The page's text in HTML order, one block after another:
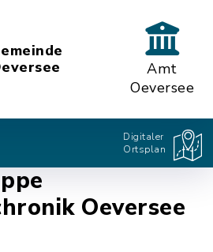
Amt
Oeversee
Digitaler
Ortsplan
Oeversee